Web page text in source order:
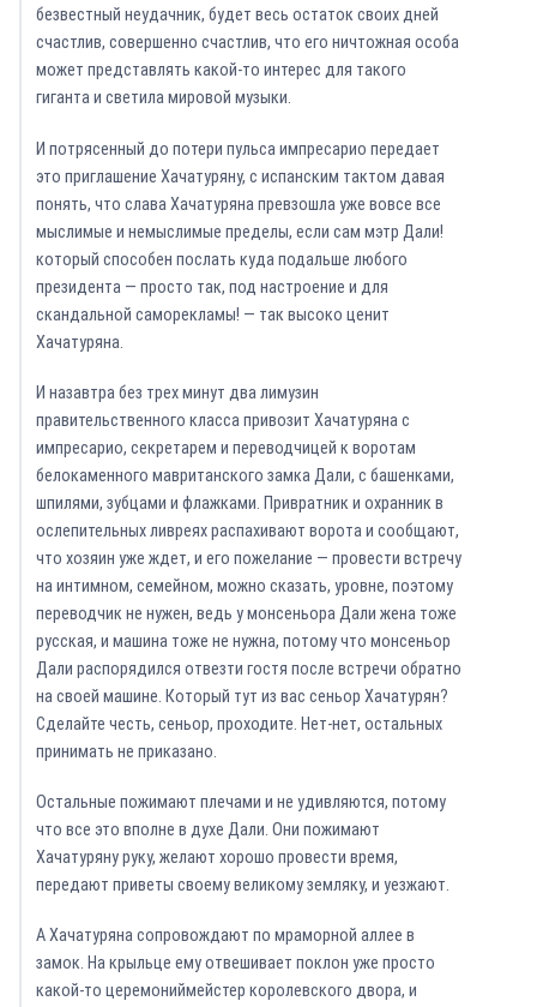
безвестный неудачник, будет весь остаток своих дней
счастлив, совершенно счастлив, что его ничтожная особа
может представлять какой-то интерес для такого
гиганта и светила мировой музыки.
И потрясенный до потери пульса импресарио передает
это приглашение Хачатуряну, с испанским тактом давая
понять, что слава Хачатуряна превзошла уже вовсе все
мыслимые и немыслимые пределы, если сам мэтр Дали!
который способен послать куда подальше любого
президента — просто так, под настроение и для
скандальной саморекламы! — так высоко ценит
Хачатуряна.
И назавтра без трех минут два лимузин
правительственного класса привозит Хачатуряна с
импресарио, секретарем и переводчицей к воротам
белокаменного мавританского замка Дали, с башенками,
шпилями, зубцами и флажками. Привратник и охранник в
ослепительных ливреях распахивают ворота и сообщают,
что хозяин уже ждет, и его пожелание — провести встречу
на интимном, семейном, можно сказать, уровне, поэтому
переводчик не нужен, ведь у монсеньора Дали жена тоже
русская, и машина тоже не нужна, потому что монсеньор
Дали распорядился отвезти гостя после встречи обратно
на своей машине. Который тут из вас сеньор Хачатурян?
Сделайте честь, сеньор, проходите. Нет-нет, остальных
принимать не приказано.
Остальные пожимают плечами и не удивляются, потому
что все это вполне в духе Дали. Они пожимают
Хачатуряну руку, желают хорошо провести время,
передают приветы своему великому земляку, и уезжают.
А Хачатуряна сопровождают по мраморной аллее в
замок. На крыльце ему отвешивает поклон уже просто
какой-то церемониймейстер королевского двора, и